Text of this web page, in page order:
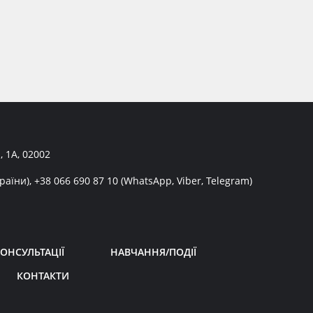
1А, 02002
+38 066 690 87 10 (WhatsApp, Viber, Telegram)
НАВЧАННЯ/ПОДІЇ
КОНТАКТИ